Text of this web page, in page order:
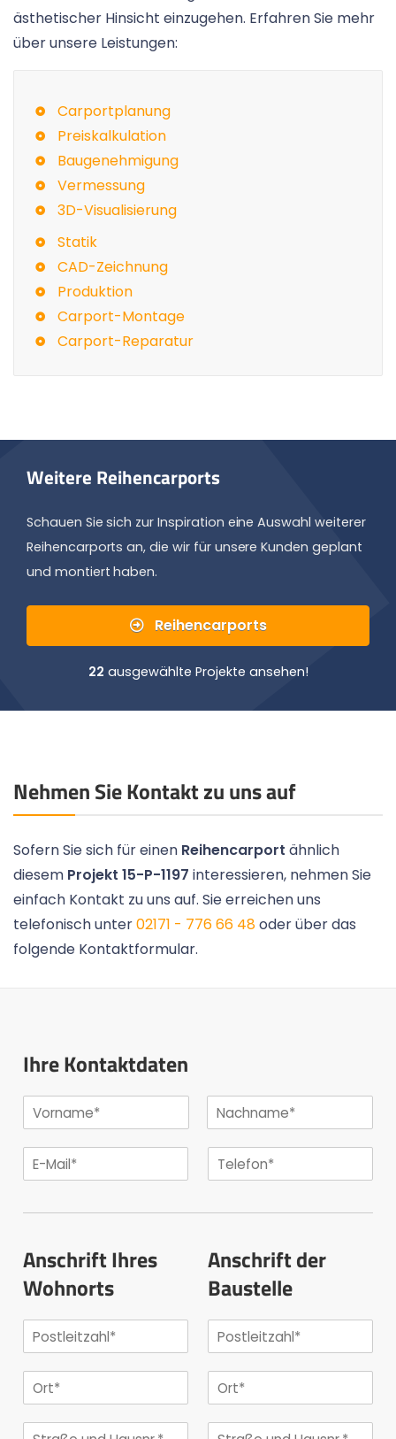
ästhetischer Hinsicht einzugehen. Erfahren Sie mehr
über unsere Leistungen:
Carportplanung
Preiskalkulation
Baugenehmigung
Vermessung
3D-Visualisierung
Statik
CAD-Zeichnung
Produktion
Carport-Montage
Carport-Reparatur
Weitere Reihencarports
Schauen Sie sich zur Inspiration eine Auswahl weiterer
Reihencarports an, die wir für unsere Kunden geplant
und montiert haben.
Reihencarports
22 ausgewählte Projekte ansehen!
Nehmen Sie Kontakt zu uns auf
Sofern Sie sich für einen Reihencarport ähnlich
diesem Projekt 15-P-1197 interessieren, nehmen Sie
einfach Kontakt zu uns auf. Sie erreichen uns
telefonisch unter02171 - 776 66 48oder über das
folgende Kontaktformular.
Ihre Kontaktdaten
Anschrift Ihres
Wohnorts
Anschrift der
Baustelle